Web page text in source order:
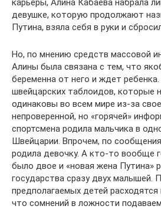
карьеры, Алина Кабаева набрала
девушке, которую продолжают
Путина, взяла себя в руки и
Но, по мнению средств массовой
Алины была связана с тем, что
беременна от него и ждет
швейцарских таблоидов, которые
одинаковы во всем мире из-за
непроверенной, но «горячей»
спортсмена родила мальчика в
Швейцарии. Впрочем, по
родила девочку. А кто-то вообще
было двое и «новая жена Путина»
государства сразу двух малышей.
предполагаемых детей расходятся
что сомнений в ложности